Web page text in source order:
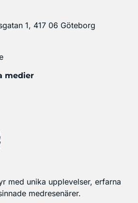
1, 417 06 Göteborg
medier
med unika upplevelser, erfarna
medresenärer.